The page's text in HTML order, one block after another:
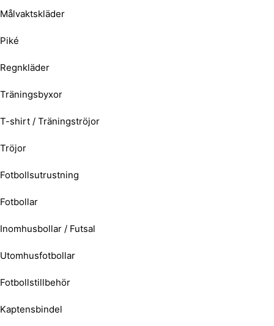
Målvaktskläder
Piké
Regnkläder
Träningsbyxor
T-shirt / Träningströjor
Tröjor
Fotbollsutrustning
Fotbollar
Inomhusbollar / Futsal
Utomhusfotbollar
Fotbollstillbehör
Kaptensbindel